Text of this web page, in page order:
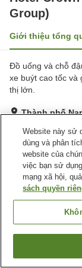
Group)
Giới thiệu tổng
Đồ uống và chỗ
xe buýt cao tốc và
thị lớn.
Thành phố
Rất tốt
Tiện nghi chỗ
Giặt ủi có phí
Hotel Crown Hills
Website này sử
dùng và phân
website của
việc bạn sử
mạng xã hội,
sách quyền